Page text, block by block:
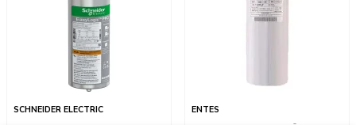
SCHNEIDER ELECTRIC
ENTES